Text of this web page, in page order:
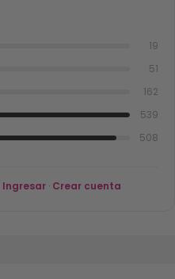
19
51
162
539
508
Ingresar · Crear cuenta